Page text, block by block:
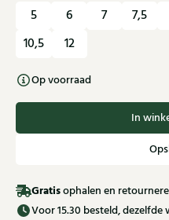
5 6 7 7,5
10,5
12
Op voorraad
In
Gratisophalen en
Voor 15.30 besteld,